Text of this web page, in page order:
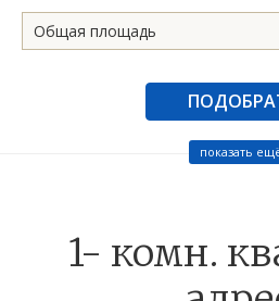
Общая площадь
показать
1- комн.